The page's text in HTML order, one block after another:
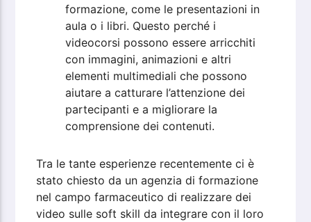
formazione, come le presentazioni in
aula o i libri. Questo perché i
videocorsi possono essere arricchiti
con immagini, animazioni e altri
elementi multimediali che possono
aiutare a catturare l’attenzione dei
partecipanti e a migliorare la
comprensione dei contenuti.
Tra le tante esperienze recentemente ci è
stato chiesto da un agenzia di formazione
nel campo farmaceutico di realizzare dei
video sulle soft skill da integrare con il loro